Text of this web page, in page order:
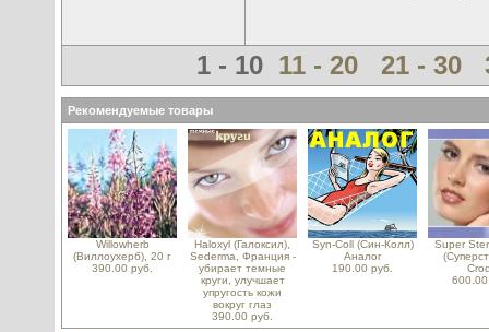
1 - 10 11 - 20 21 - 30
Рекомендуемые товары
Willowherb
(Виллоухерб), 20 г
390.00 руб.
Haloxyl (Галоксил),
Sederma, Франция -
убирает темные
круги, улучшает
упругость кожи
вокруг глаз
390.00 руб.
Syn-Coll (Син-Колл)
Аналог
190.00 руб.
Super